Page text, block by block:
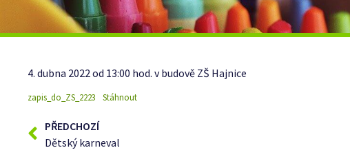
4. dubna 2022 od 13:00 hod. v budově ZŠ Hajnice
zapis_do_ZS_2223 Stáhnout
PŘEDCHOZÍ
Dětský karneval